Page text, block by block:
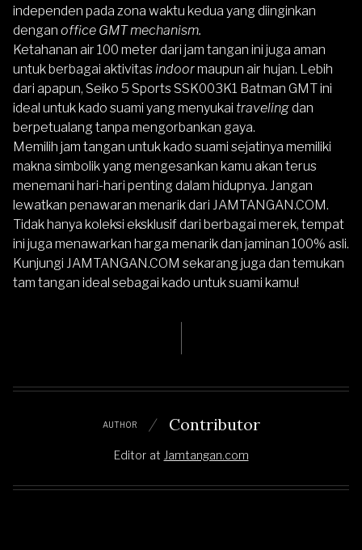
independen pada zona waktu kedua yang diinginkan
dengan office GMT mechanism.
Ketahanan air 100 meter dari jam tangan ini juga aman
untuk berbagai aktivitasindoormaupun air hujan. Lebih
dari apapun, Seiko 5 Sports SSK003K1 Batman GMT ini
ideal untuk kado suami yang menyukai travelingdan
berpetualang tanpa mengorbankan gaya.
Memilih jam tangan untuk kado suami sejatinya memiliki
makna simbolik yang mengesankan kamu akan terus
menemani hari-hari penting dalam hidupnya. Jangan
lewatkan penawaran menarik dari JAMTANGAN.COM.
Tidak hanya koleksi eksklusif dari berbagai merek, tempat
ini juga menawarkan harga menarik dan jaminan 100% asli.
Kunjungi JAMTANGAN.COM sekarang juga dan temukan
tam tangan ideal sebagai kado untuk suami kamu!
AUTHOR Contributor
Editor at Jamtangan.com